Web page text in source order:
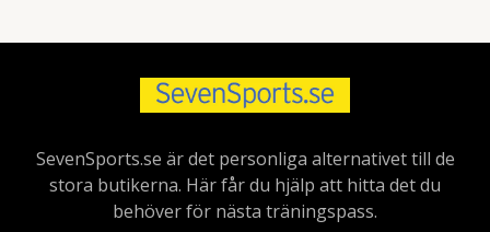
SevenSports.se är det personliga alternativet till de
stora butikerna. Här får du hjälp att hitta det du
behöver för nästa träningspass.